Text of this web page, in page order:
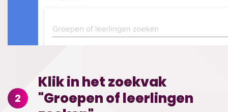
2
Klik in het zoekvak
"Groepen of leerlingen